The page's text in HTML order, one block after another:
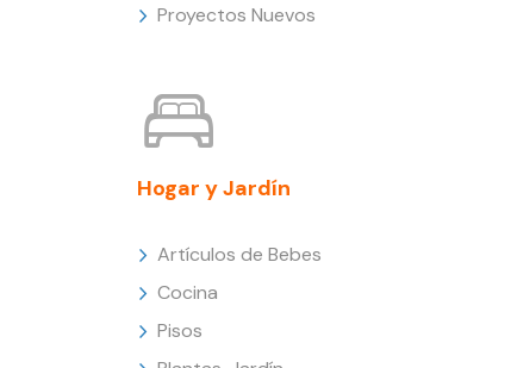
Proyectos Nuevos
Hogar y Jardín
Artículos de Bebes
Cocina
Pisos